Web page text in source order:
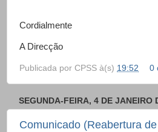
Cordialmente
A Direcção
Publicada por CPSS à(s) 19:52 0
SEGUNDA-FEIRA, 4 DE JANEIRO
Comunicado (Reabertura